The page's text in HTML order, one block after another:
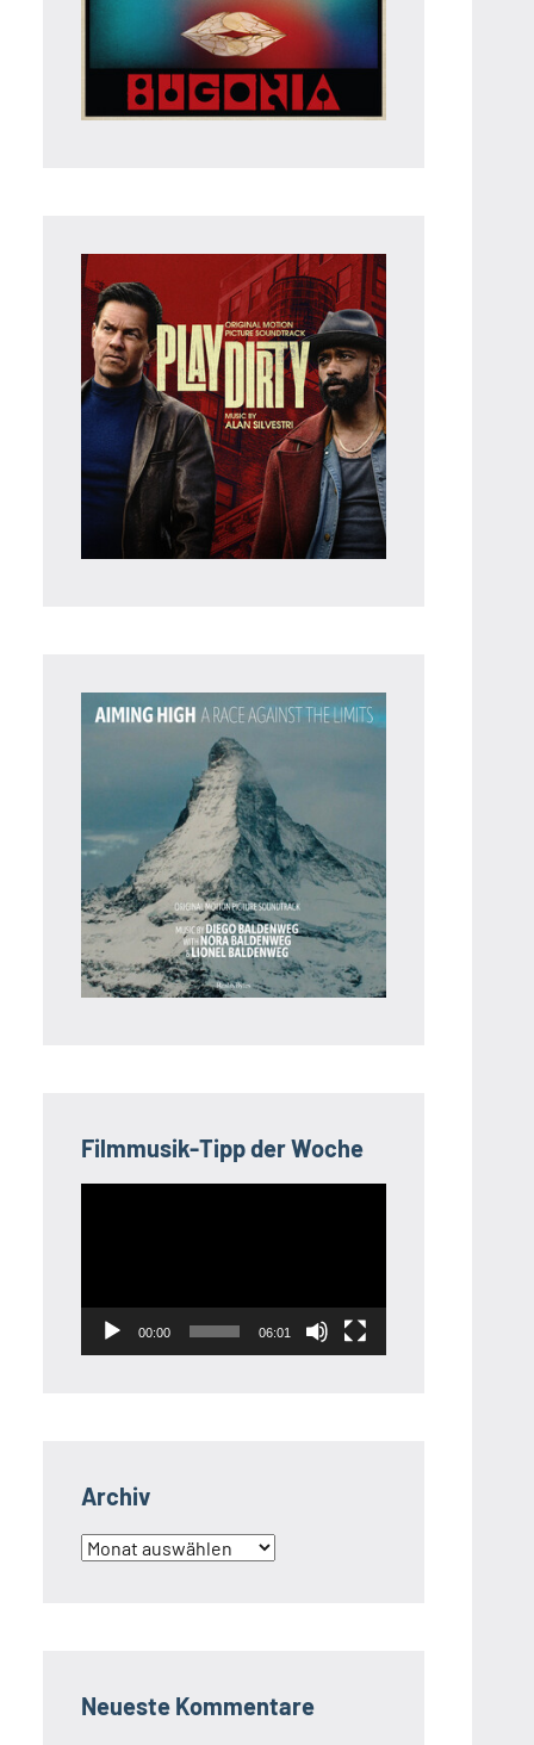
Filmmusik-Tipp der Woche
00:00 06:01
Archiv
Archiv
Neueste Kommentare